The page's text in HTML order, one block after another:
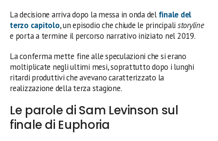
La decisione arriva dopo la messa in onda del finale del
terzo capitolo, un episodio che chiude le principali storyline
e porta a termine il percorso narrativo iniziato nel 2019.
La conferma mette fine alle speculazioni che si erano
moltiplicate negli ultimi mesi, soprattutto dopo i lunghi
ritardi produttivi che avevano caratterizzato la
realizzazione della terza stagione.
Le parole di Sam Levinson sul
finale di Euphoria